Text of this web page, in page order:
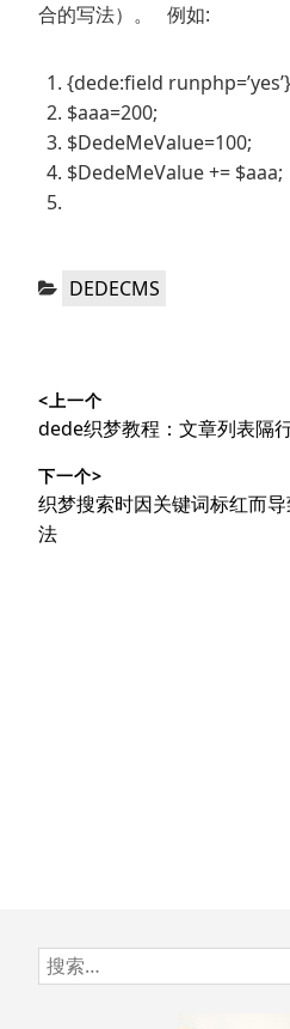
合的写法）。 例如:
{dede:field runphp=’yes’}
$aaa=200;
$DedeMeValue=100;
$DedeMeValue += $aaa;
分
DEDECMS
章
导
航
<上一个
上
文
章：
dede织梦教程：文章列表隔
下一个>
下
篇
织梦搜索时因关键词标红而
法
跳
至
搜
索：